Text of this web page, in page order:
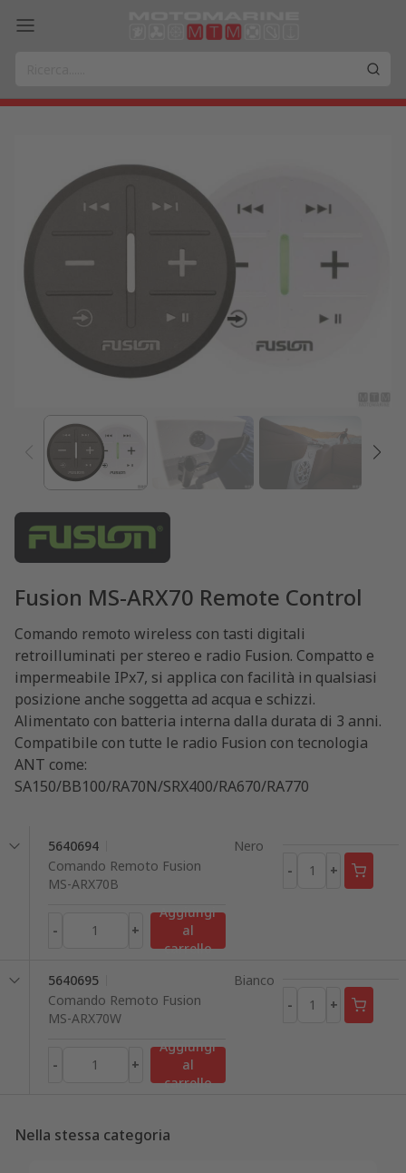
Fusion MS-ARX70 Remote Control
Comando remoto wireless con tasti digitali
retroilluminati per stereo e radio Fusion. Compatto e
impermeabile IPx7, si applica con facilità in qualsiasi
posizione anche soggetta ad acqua e schizzi.
Alimentato con batteria interna dalla durata di 3 anni.
Compatibile con tutte le radio Fusion con tecnologia
ANT come:
SA150/BB100/RA70N/SRX400/RA670/RA770
5640694
Comando Remoto Fusion
MS-ARX70B
- +
Aggiungi
al
carrello
Nero
-
+
5640695
Comando Remoto Fusion
MS-ARX70W
- +
Aggiungi
al
carrello
Bianco
-
+
Nella stessa categoria